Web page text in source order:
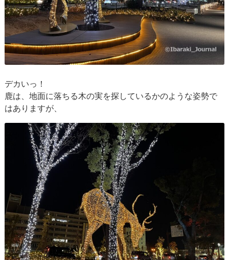
デカいっ！
鹿は、地面に落ちる木の実を探しているかのような姿勢で
はありますが、